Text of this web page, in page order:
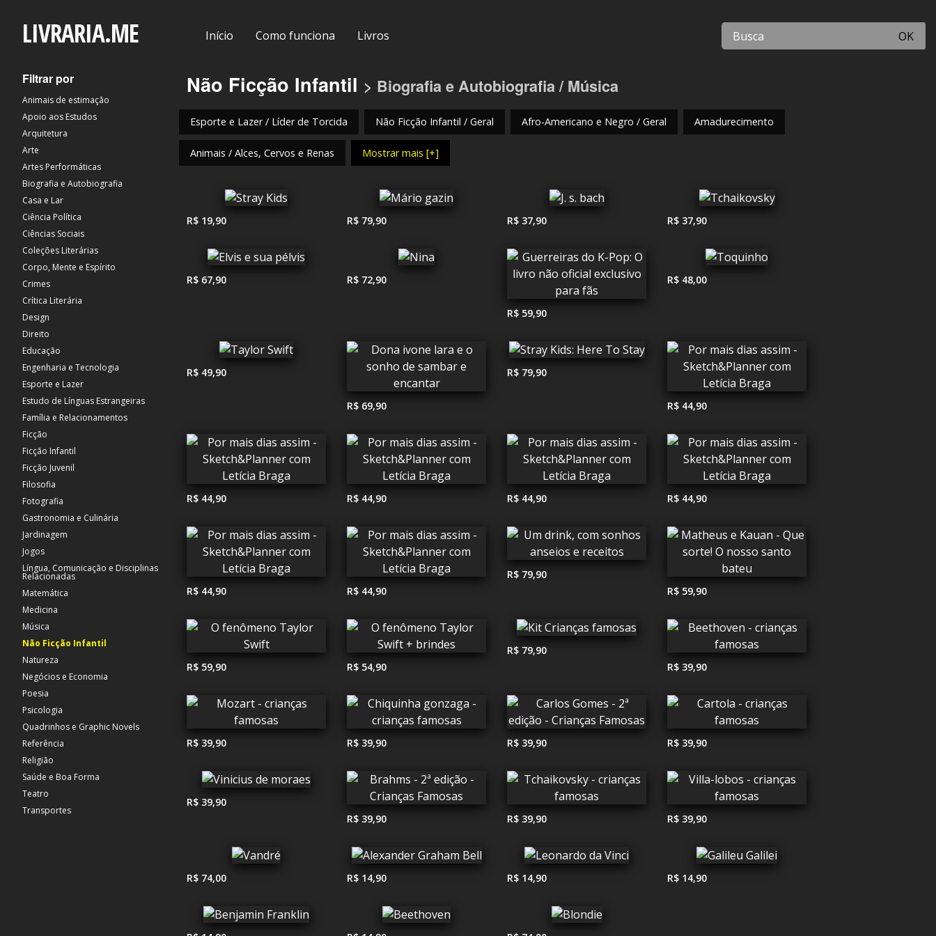
LIVRARIA.ME Início Como funciona Livros OK
Filtrar por
Animais de estimação
Apoio aos Estudos
Arquitetura
Arte
Artes Performáticas
Biografia e Autobiografia
Casa e Lar
Ciência Política
Ciências Sociais
Coleções Literárias
Corpo, Mente e Espírito
Crimes
Crítica Literária
Design
Direito
Educação
Engenharia e Tecnologia
Esporte e Lazer
Estudo de Línguas Estrangeiras
Família e Relacionamentos
Ficção
Ficção Infantil
Ficção Juvenil
Filosofia
Fotografia
Gastronomia e Culinária
Jardinagem
Jogos
Língua, Comunicação e Disciplinas
Relacionadas
Matemática
Medicina
Música
Não Ficção Infantil
Natureza
Negócios e Economia
Poesia
Psicologia
Quadrinhos e Graphic Novels
Referência
Religião
Saúde e Boa Forma
Teatro
Transportes
Não Ficção Infantil > Biografia e Autobiografia / Música
Esporte e Lazer / Líder de Torcida Não Ficção Infantil / Geral Afro-Americano e Negro / Geral Amadurecimento
Animais / Alces, Cervos e Renas Mostrar mais [+]
R$ 19,90 R$ 79,90 R$ 37,90 R$ 37,90
R$ 67,90 R$ 72,90
R$ 59,90
R$ 48,00
R$ 49,90
R$ 69,90
R$ 79,90
R$ 44,90
R$ 44,90 R$ 44,90 R$ 44,90 R$ 44,90
R$ 44,90 R$ 44,90
R$ 79,90
R$ 59,90
R$ 59,90 R$ 54,90
R$ 79,90
R$ 39,90
R$ 39,90 R$ 39,90 R$ 39,90 R$ 39,90
R$ 39,90
R$ 39,90
R$ 39,90 R$ 39,90
R$ 74,00 R$ 14,90 R$ 14,90 R$ 14,90